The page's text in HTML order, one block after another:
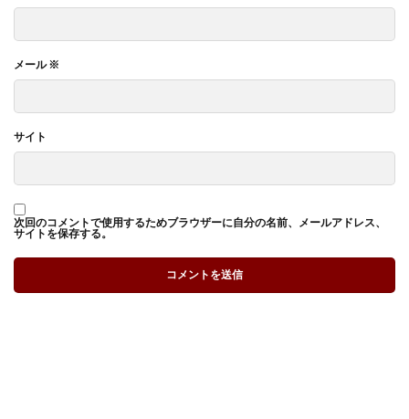
メール※
サイト
次回のコメントで使用するためブラウザーに自分の名前、メールアドレス、
サイトを保存する。